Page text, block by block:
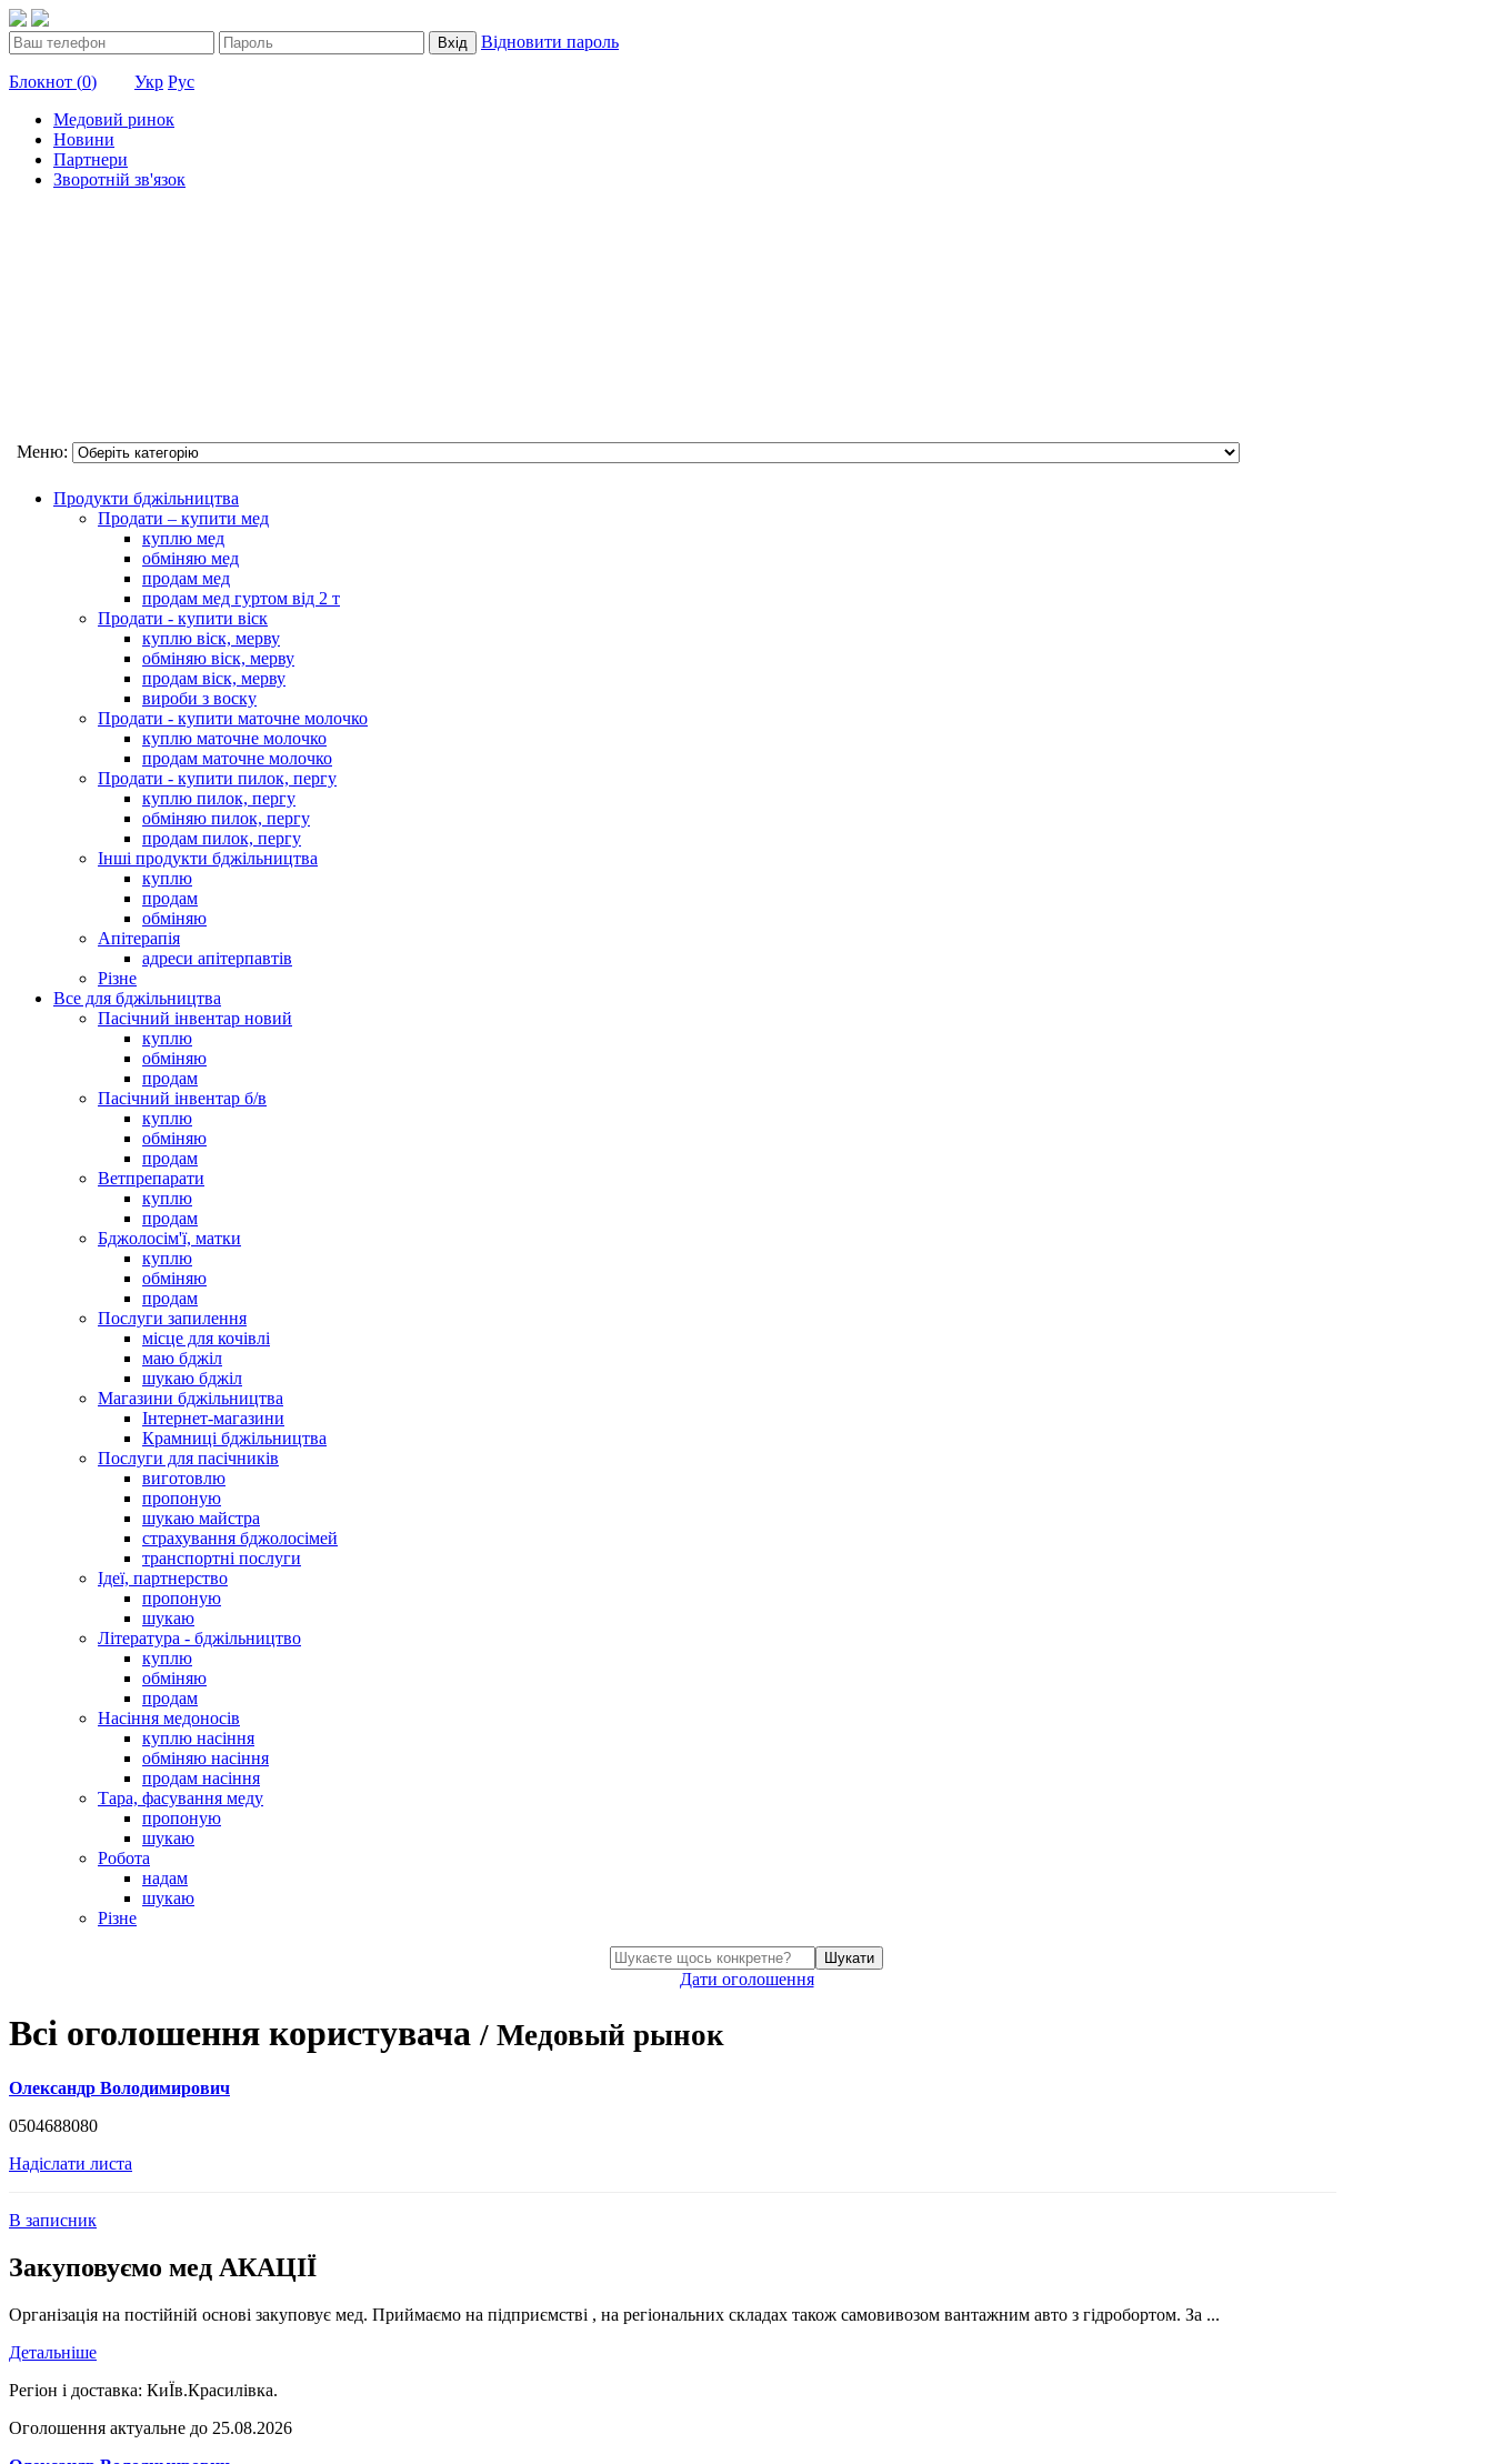
Вхід Відновити пароль
Блокнот (0) Укр Рус
Медовий ринок
Новини
Партнери
Зворотній зв'язок
Меню:
Продукти бджільництва
Продати – купити мед
куплю мед
обміняю мед
продам мед
продам мед гуртом від 2 т
Продати - купити віск
куплю віск, мерву
обміняю віск, мерву
продам віск, мерву
вироби з воску
Продати - купити маточне молочко
куплю маточне молочко
продам маточне молочко
Продати - купити пилок, пергу
куплю пилок, пергу
обміняю пилок, пергу
продам пилок, пергу
Інші продукти бджільництва
куплю
продам
обміняю
Апітерапія
адреси апітерпавтів
Різне
Все для бджільництва
Пасічний інвентар новий
куплю
обміняю
продам
Пасічний інвентар б/в
куплю
обміняю
продам
Ветпрепарати
куплю
продам
Бджолосім'ї, матки
куплю
обміняю
продам
Послуги запилення
місце для кочівлі
маю бджіл
шукаю бджіл
Магазини бджільництва
Інтернет-магазини
Крамниці бджільництва
Послуги для пасічників
виготовлю
пропоную
шукаю майстра
страхування бджолосімей
транспортні послуги
Ідеї, партнерство
пропоную
шукаю
Література - бджільництво
куплю
обміняю
продам
Насіння медоносів
куплю насіння
обміняю насіння
продам насіння
Тара, фасування меду
пропоную
шукаю
Робота
надам
шукаю
Різне
Шукати
Дати оголошення
Всі оголошення користувача/ Медовый рынок
Олександр Володимирович
0504688080
Надіслати листа
В записник
Закуповуємо мед АКАЦІЇ
Організація на постійній основі закуповує мед. Приймаємо на підприємстві , на регіональних складах також самовивозом вантажним авто з гідробортом. За ...
Детальніше
Регіон і доставка: КиЇв.Красилівка.
Оголошення актуальне до 25.08.2026